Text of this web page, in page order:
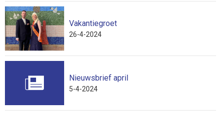
Vakantiegroet
26-4-2024
Nieuwsbrief april
5-4-2024